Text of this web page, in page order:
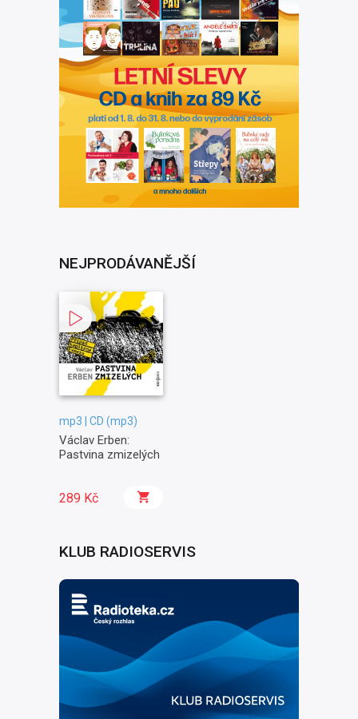
NEJPRODÁVANĚJŠÍ
mp3 | CD (mp3)
Václav Erben:
Pastvina zmizelých
289 Kč
KLUB RADIOSERVIS